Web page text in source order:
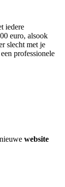
iedere
euro, alsook
slecht met je
professionele
website